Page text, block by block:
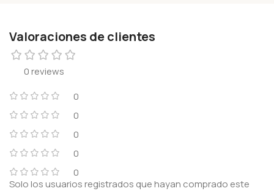
Valoraciones de clientes
0 reviews
0
0
0
0
0
Solo los usuarios registrados que hayan comprado este